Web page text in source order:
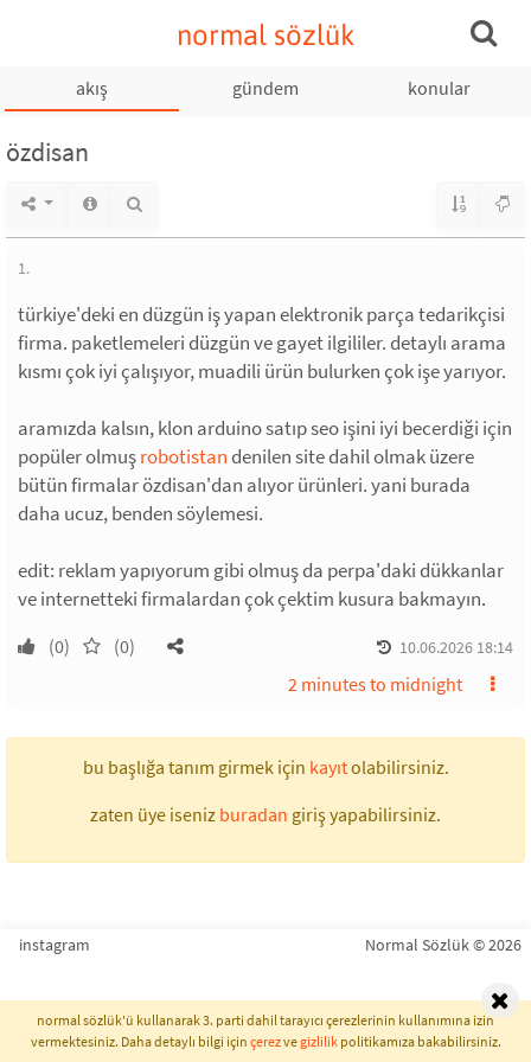
normal sözlük
akış gündem konular
özdisan
1.
türkiye'deki en düzgün iş yapan elektronik parça tedarikçisi
firma. paketlemeleri düzgün ve gayet ilgililer. detaylı arama
kısmı çok iyi çalışıyor, muadili ürün bulurken çok işe yarıyor.
aramızda kalsın, klon arduino satıp seo işini iyi becerdiği için
popüler olmuşrobotistandenilen site dahil olmak üzere
bütün firmalar özdisan'dan alıyor ürünleri. yani burada
daha ucuz, benden söylemesi.
edit: reklam yapıyorum gibi olmuş da perpa'daki dükkanlar
ve internetteki firmalardan çok çektim kusura bakmayın.
(0) (0) 10.06.2026 18:14
2 minutes to midnight
bu başlığa tanım girmek için kayıtolabilirsiniz.
zaten üye iseniz buradan giriş yapabilirsiniz.
instagram Normal Sözlük © 2026
normal sözlük'ü kullanarak 3. parti dahil tarayıcı çerezlerinin kullanımına izin
vermektesiniz. Daha detaylı bilgi için çerezvegizlilikpolitikamıza bakabilirsiniz.